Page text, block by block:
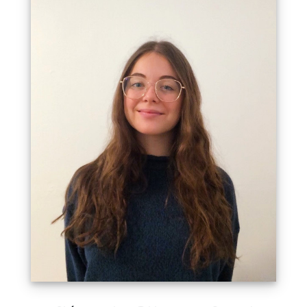
Avec son diplôme en génie logiciel de l'ÉTS
fraîchement en poche, Clémentine est une jeune
professionnelle passionnée par les possibilités
infinies de la technologie. Forte de sa formation
académique solide et de sa volonté d'apprendre,
elle a rejoint notre équipe en tant que
développeuse logiciel enthousiaste. Son agilité et
sa créativité lui permettent de trouver des
approches novatrices pour résoudre les défis
techniques, et sa capacité à s'adapter rapidement
aux nouvelles technologies en font une ressource
précieuse pour notre équipe. Clémentine apporte
un souffle de fraîcheur à nos projets, en offrant un